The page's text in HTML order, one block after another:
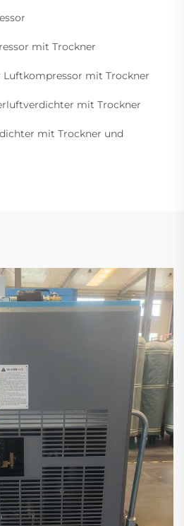
mit Trockner
mit Trockner
mit Trockner
mit Trockner und